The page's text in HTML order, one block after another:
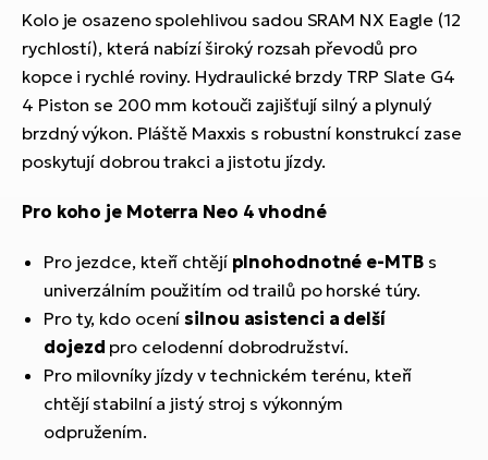
Kolo je osazeno spolehlivou sadou SRAM NX Eagle (12
rychlostí), která nabízí široký rozsah převodů pro
kopce i rychlé roviny. Hydraulické brzdy TRP Slate G4
4 Piston se 200 mm kotouči zajišťují silný a plynulý
brzdný výkon. Pláště Maxxis s robustní konstrukcí zase
poskytují dobrou trakci a jistotu jízdy.
Pro koho je Moterra Neo 4 vhodné
Pro jezdce, kteří chtějí plnohodnotné e-MTBs
univerzálním použitím od trailů po horské túry.
Pro ty, kdo ocenísilnou asistenci a delší
dojezd pro celodenní dobrodružství.
Pro milovníky jízdy v technickém terénu, kteří
chtějí stabilní a jistý stroj s výkonným
odpružením.